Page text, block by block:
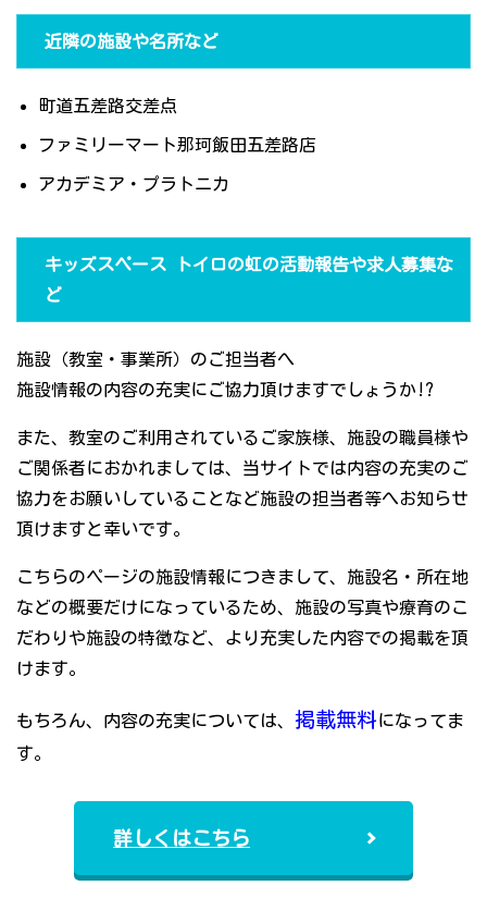
近隣の施設や名所など
町道五差路交差点
ファミリーマート那珂飯田五差路店
アカデミア・プラトニカ
キッズスペース トイロの虹の活動報告や求人募集な
ど
施設（教室・事業所）のご担当者へ
施設情報の内容の充実にご協力頂けますでしょうか!?
また、教室のご利用されているご家族様、施設の職員様や
ご関係者におかれましては、当サイトでは内容の充実のご
協力をお願いしていることなど施設の担当者等へお知らせ
頂けますと幸いです。
こちらのページの施設情報につきまして、施設名・所在地
などの概要だけになっているため、施設の写真や療育のこ
だわりや施設の特徴など、より充実した内容での掲載を頂
けます。
もちろん、内容の充実については、 掲載無料になってま
す。
詳しくはこちら